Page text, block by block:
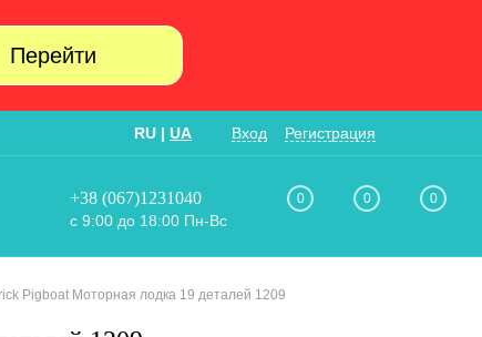
Перейти
RU | UA Вход Регистрация
+38 (067)1231040
с 9:00 до 18:00 Пн-Вс
0 0 0
Pigboat Моторная лодка 19 деталей 1209